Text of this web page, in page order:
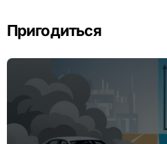
Пригодиться